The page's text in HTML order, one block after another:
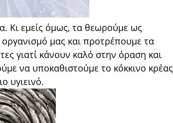
Κι εμείς όμως, τα θεωρούμε ως
μας και προτρέπουμε τα
γιατί κάνουν καλό στην όραση και
να υποκαθιστούμε το κόκκινο κρέας
υγιεινό.